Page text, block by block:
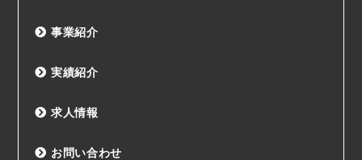
事業紹介
実績紹介
求人情報
お問い合わせ